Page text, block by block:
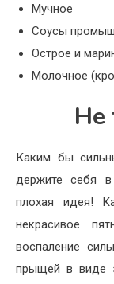
Мучное
Соусы
Острое и
Молочное
Не
Каким бы
держите себя
плохая идея!
некрасивое
воспаление
прыщей в виде